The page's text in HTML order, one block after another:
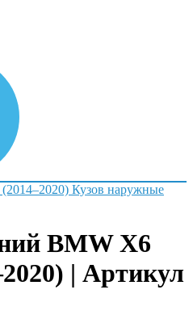
Кузов наружные
BMW X6
| Артикул